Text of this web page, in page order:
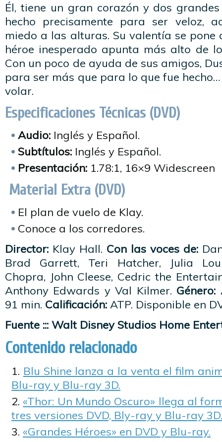
Él, tiene un gran corazón y dos
hecho precisamente para ser veloz,
miedo a las alturas. Su valentía se pone
héroe inesperado apunta más alto de
Con un poco de ayuda de sus amigos,
para ser más que para lo que fue
volar.
Especificaciones Técnicas (DVD)
Audio: Inglés y Español.
Subtítulos: Inglés y Español.
Presentación: 1.78:1, 16×9 Widescreen
Material Extra (DVD)
El plan de vuelo de Klay.
Conoce a los corredores.
Director: Klay Hall. Con las voces de:
Brad Garrett, Teri Hatcher, Julia
Chopra, John Cleese, Cedric the
Anthony Edwards y Val Kilmer. Género:
91 min. Calificación: ATP. Disponible en
Fuente ::: Walt Disney Studios Home
Contenido relacionado
Blu Shine lanza a la venta el film
Blu-ray y Blu-ray 3D.
«Thor: Un Mundo Oscuro» llega al
tres versiones DVD, Bly-ray y Blu-ray 3D.
«Grandes Héroes» en DVD y Blu-ray.